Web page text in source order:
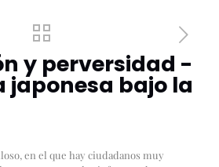
y perversidad -
japonesa bajo la
en el que hay ciudadanos muy